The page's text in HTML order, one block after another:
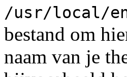
/usr/local/
bestand om
naam van je